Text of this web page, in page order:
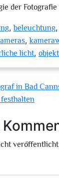
der
,beleuchtung
,
licht,
in Bad